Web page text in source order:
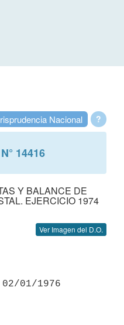
?
Nacional
N° 14416
Y BALANCE DE
EJERCICIO 1974
Ver Imagen del D.O.